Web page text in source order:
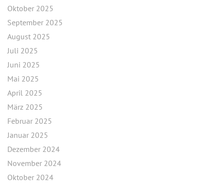
Oktober 2025
September 2025
August 2025
Juli 2025
Juni 2025
Mai 2025
April 2025
März 2025
Februar 2025
Januar 2025
Dezember 2024
November 2024
Oktober 2024